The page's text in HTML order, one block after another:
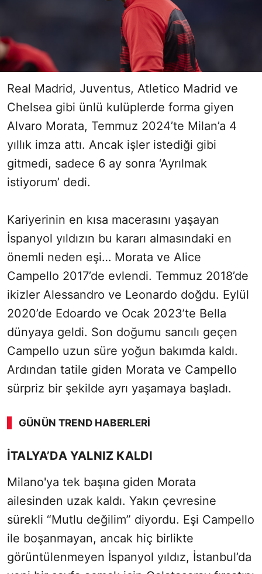
Real Madrid, Juventus, Atletico Madrid ve
Chelsea gibi ünlü kulüplerde forma giyen
Alvaro Morata, Temmuz 2024’te Milan’a 4
yıllık imza attı. Ancak işler istediği gibi
gitmedi, sadece 6 ay sonra ‘Ayrılmak
istiyorum’ dedi.
Kariyerinin en kısa macerasını yaşayan
İspanyol yıldızın bu kararı almasındaki en
önemli neden eşi… Morata ve Alice
Campello 2017’de evlendi. Temmuz 2018’de
ikizler Alessandro ve Leonardo doğdu. Eylül
2020’de Edoardo ve Ocak 2023’te Bella
dünyaya geldi. Son doğumu sancılı geçen
Campello uzun süre yoğun bakımda kaldı.
Ardından tatile giden Morata ve Campello
sürpriz bir şekilde ayrı yaşamaya başladı.
GÜNÜN TREND HABERLERI
SÖZCÜ SON DAKİKA
İTALYA’DA YALNIZ KALDI
Milano'ya tek başına giden Morata
ailesinden uzak kaldı. Yakın çevresine
sürekli “Mutlu değilim” diyordu. Eşi Campello
ile boşanmayan, ancak hiç birlikte
görüntülenmeyen İspanyol yıldız, İstanbul’da